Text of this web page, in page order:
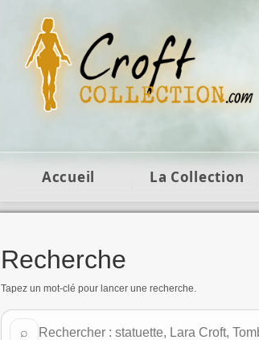
Figurines Lara Croft et
Accueil La Collection
Recherche
Tapez un mot-clé pour lancer une recherche.
Rechercher sur Croft Collection
⌕